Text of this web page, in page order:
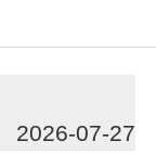
2026-07-27